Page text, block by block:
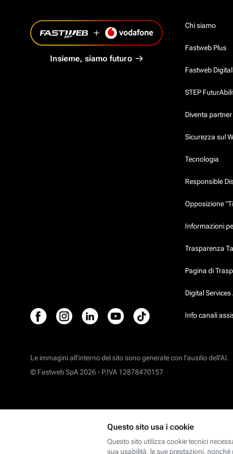
Insieme, siamo futuro
Chi siamo
Fastweb Plus
Fastweb
STEP
Diventa partner
Sicurezza sul
Tecnologia
Responsible
Opposizione
Informazioni
Trasparenza
Pagina di
Digital
Info canali
Le immagini all’interno del sito sono generate con l'ausilio dell'AI.
© Fastweb SpA 2026 - P.IVA 12878470157